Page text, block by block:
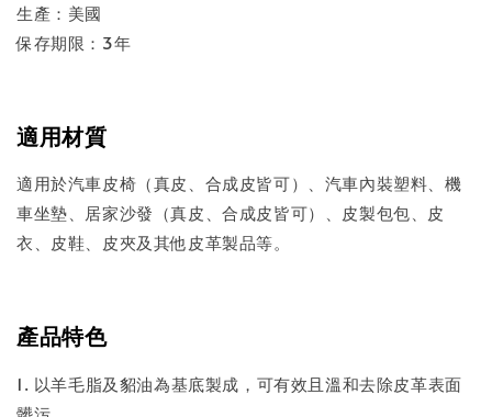
生產：美國
保存期限：3年
適用材質
適用於汽車皮椅（真皮、合成皮皆可）、汽車內裝塑料、機
車坐墊、居家沙發（真皮、合成皮皆可）、皮製包包、皮
衣、皮鞋、皮夾及其他皮革製品等。
產品特色
1. 以羊毛脂及貂油為基底製成，可有效且溫和去除皮革表面